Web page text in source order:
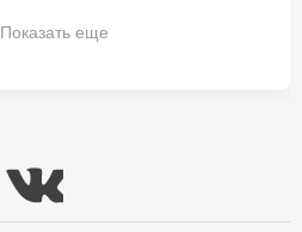
Показать еще